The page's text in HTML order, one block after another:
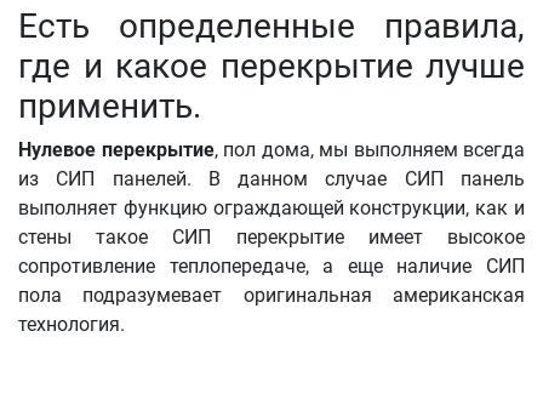
Есть определенные правила,
где и какое перекрытие лучше
применить.
Нулевое перекрытие, пол дома, мы выполняем всегда
из СИП панелей. В данном случае СИП панель
выполняет функцию ограждающей конструкции, как и
стены такое СИП перекрытие имеет высокое
сопротивление теплопередаче, а еще наличие СИП
пола подразумевает оригинальная американская
технология.